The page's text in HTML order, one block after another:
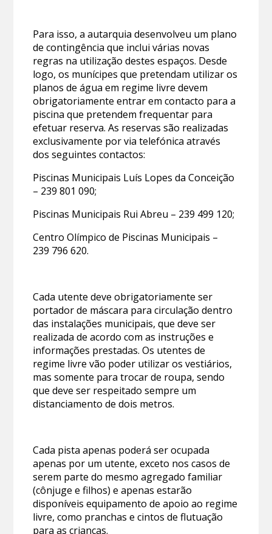
Para isso, a autarquia desenvolveu um plano
de contingência que inclui várias novas
regras na utilização destes espaços. Desde
logo, os munícipes que pretendam utilizar os
planos de água em regime livre devem
obrigatoriamente entrar em contacto para a
piscina que pretendem frequentar para
efetuar reserva. As reservas são realizadas
exclusivamente por via telefónica através
dos seguintes contactos:
Piscinas Municipais Luís Lopes da Conceição
– 239 801 090;
Piscinas Municipais Rui Abreu – 239 499 120;
Centro Olímpico de Piscinas Municipais –
239 796 620.
Cada utente deve obrigatoriamente ser
portador de máscara para circulação dentro
das instalações municipais, que deve ser
realizada de acordo com as instruções e
informações prestadas. Os utentes de
regime livre vão poder utilizar os vestiários,
mas somente para trocar de roupa, sendo
que deve ser respeitado sempre um
distanciamento de dois metros.
Cada pista apenas poderá ser ocupada
apenas por um utente, exceto nos casos de
serem parte do mesmo agregado familiar
(cônjuge e filhos) e apenas estarão
disponíveis equipamento de apoio ao regime
livre, como pranchas e cintos de flutuação
para as crianças.